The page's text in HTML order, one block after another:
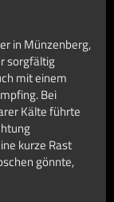
in Münzenberg,
sorgfältig
mit einem
Bei
Kälte führte
kurze Rast
gönnte,